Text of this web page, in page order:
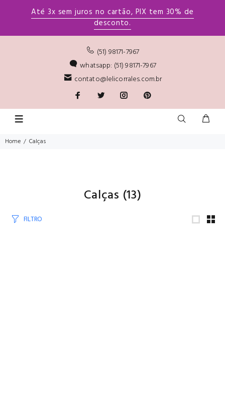
Até 3x sem juros no cartão, PIX tem 30% de
desconto.
(51) 98171-7967
whatsapp: (51) 98171-7967
contato@lelicorrales.com.br
Home Calças
Calças (13)
FILTRO